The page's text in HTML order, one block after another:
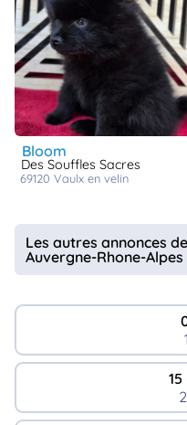
bloom
Des Souffles Sacres
69120 vaulx en velin
Les autres annonces
Auvergne-Rhone-Alpes